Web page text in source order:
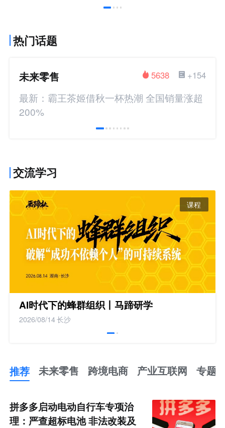
热门话题
未来零售 +154
5638
最新：霸王茶姬借秋一杯热潮 全国销量涨超
200%
交流学习
课程
AI时代下的蜂群组织丨马蹄研学
2026/08/14长沙
推荐 未来零售 跨境电商 产业互联网 专题
未
来
零
售
拼多多启动电动自行车专项治
理：严查超标电池 非法改装及